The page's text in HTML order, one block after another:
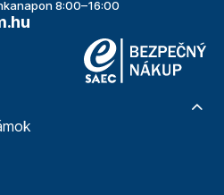
8:00–16:00